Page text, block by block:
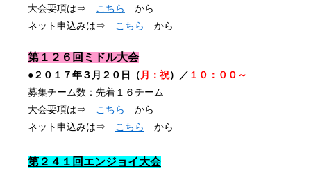
大会要項は⇒
こちら
から
ネット申込みは⇒
こちら から
第１２６回ミドル大会
●２０１７年３月２０日（ 月：祝）／ １０：００～
募集チーム数：先着１６チーム
大会要項は⇒
こちら
から
ネット申込みは⇒
こちら から
第２４１回エンジョイ大会